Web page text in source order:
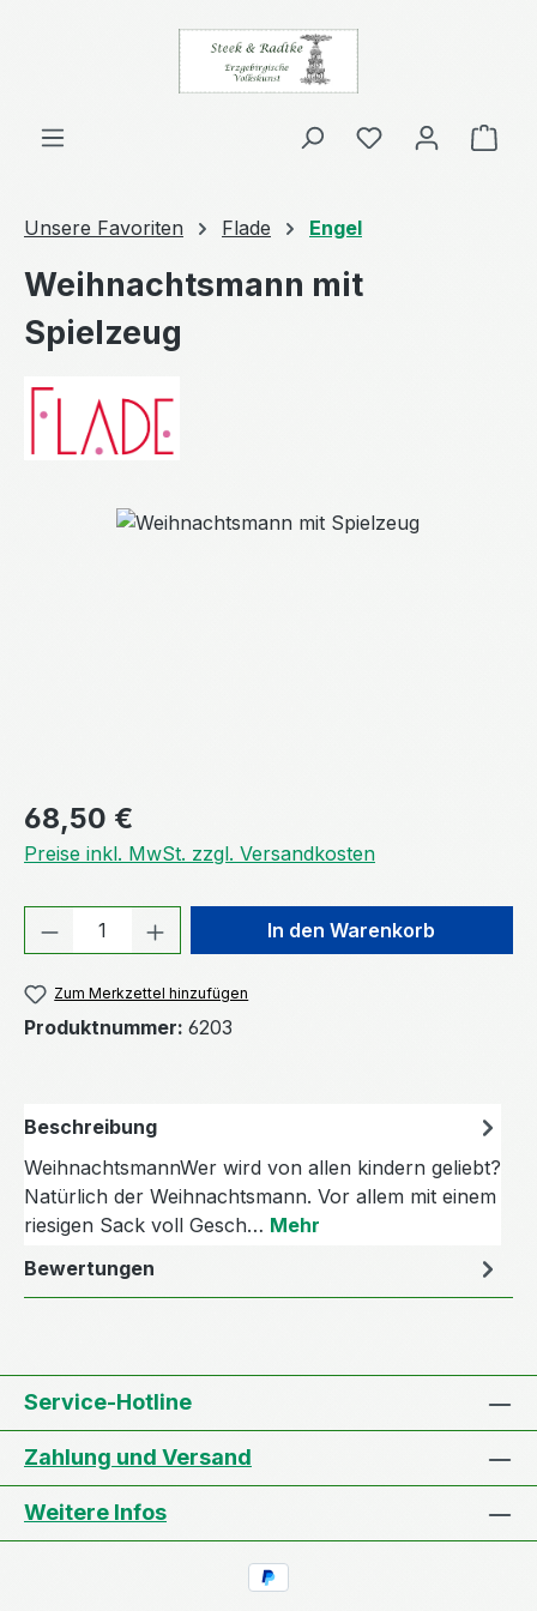
Zum Hauptinhalt springen
Unsere Favoriten Flade Engel
Weihnachtsmann mit
Spielzeug
Bildergalerie überspringen
Regulärer Preis:
68,50 €
Preise inkl. MwSt. zzgl. Versandkosten
Produkt Anzahl: Gib denIn den Warenkorb
Zum Merkzettel hinzufügen
Produktnummer: 6203
Beschreibung
WeihnachtsmannWer wird von allen kindern geliebt?
Natürlich der Weihnachtsmann. Vor allem mit einem
riesigen Sack voll Gesch… Mehr
Bewertungen
Service-Hotline
Zahlung und Versand
Weitere Infos